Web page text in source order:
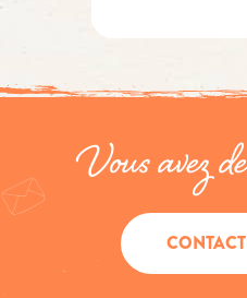
Vous avez